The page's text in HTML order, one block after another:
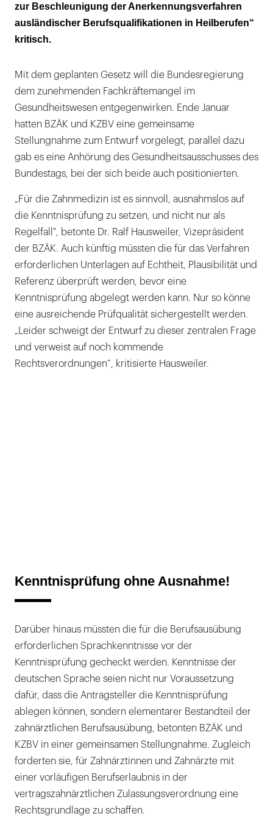
zur Beschleunigung der Anerkennungsverfahren
ausländischer Berufsqualifikationen in Heilberufen“
kritisch.
Mit dem geplanten Gesetz will die Bundesregierung
dem zunehmenden Fachkräftemangel im
Gesundheitswesen entgegenwirken. Ende Januar
hatten BZÄK und KZBV eine gemeinsame
Stellungnahme zum Entwurf vorgelegt, parallel dazu
gab es eine Anhörung des Gesundheitsausschusses des
Bundestags, bei der sich beide auch positionierten.
„Für die Zahnmedizin ist es sinnvoll, ausnahmslos auf
die Kenntnisprüfung zu setzen, und nicht nur als
Regelfall", betonte Dr. Ralf Hausweiler, Vizepräsident
der BZÄK. Auch künftig müssten die für das Verfahren
erforderlichen Unterlagen auf Echtheit, Plausibilität und
Referenz überprüft werden, bevor eine
Kenntnisprüfung abgelegt werden kann. Nur so könne
eine ausreichende Prüfqualität sichergestellt werden.
„Leider schweigt der Entwurf zu dieser zentralen Frage
und verweist auf noch kommende
Rechtsverordnungen“, kritisierte Hausweiler.
Kenntnisprüfung ohne Ausnahme!
Darüber hinaus müssten die für die Berufsausübung
erforderlichen Sprachkenntnisse vor der
Kenntnisprüfung gecheckt werden. Kenntnisse der
deutschen Sprache seien nicht nur Voraussetzung
dafür, dass die Antragsteller die Kenntnisprüfung
ablegen können, sondern elementarer Bestandteil der
zahnärztlichen Berufsausübung, betonten BZÄK und
KZBV in einer gemeinsamen Stellungnahme. Zugleich
forderten sie, für Zahnärztinnen und Zahnärzte mit
einer vorläufigen Berufserlaubnis in der
vertragszahnärztlichen Zulassungsverordnung eine
Rechtsgrundlage zu schaffen.